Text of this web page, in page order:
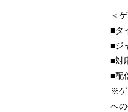
＜
■タ
■ジ
■対
■
※ゲ
へ